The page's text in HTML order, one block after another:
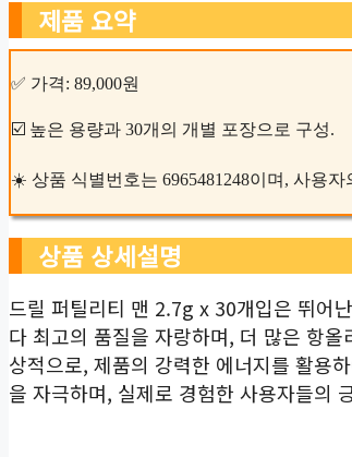
제품 요약
✅ 가격: 89,000원
☑️ 높은 용량과 30개의 개별 포장으로 구성.
☀️ 상품 식별번호는 6965481248이며, 사용
상품 상세설명
드릴 퍼틸리티 맨 2.7g x 30개입은 뛰어
다 최고의 품질을 자랑하며, 더 많은 항
상적으로, 제품의 강력한 에너지를 활용
을 자극하며, 실제로 경험한 사용자들의